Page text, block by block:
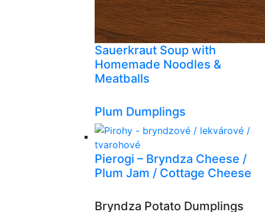
Sauerkraut Soup with
Homemade Noodles &
Meatballs
Plum Dumplings
Pierogi – Bryndza Cheese /
Plum Jam / Cottage Cheese
Bryndza Potato Dumplings